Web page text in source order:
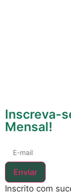
Inscreva-
Mensal!
Enviar
Inscrito com